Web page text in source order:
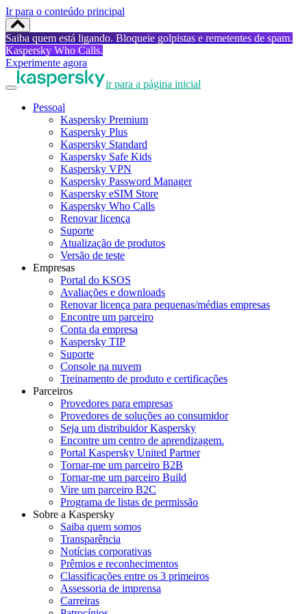
Ir para o conteúdo principal
Saiba quem está ligando. Bloqueie golpistas e remetentes de spam.
Kaspersky Who Calls.
Experimente agora
ir para a página inicial
Pessoal
Kaspersky Premium
Kaspersky Plus
Kaspersky Standard
Kaspersky Safe Kids
Kaspersky VPN
Kaspersky Password Manager
Kaspersky eSIM Store
Kaspersky Who Calls
Renovar licença
Suporte
Atualização de produtos
Versão de teste
Empresas
Portal do KSOS
Avaliações e downloads
Renovar licença para pequenas/médias empresas
Encontre um parceiro
Conta da empresa
Kaspersky TIP
Suporte
Console na nuvem
Treinamento de produto e certificações
Parceiros
Provedores para empresas
Provedores de soluções ao consumidor
Seja um distribuidor Kaspersky
Encontre um centro de aprendizagem.
Portal Kaspersky United Partner
Tornar-me um parceiro B2B
Tornar-me um parceiro Build
Vire um parceiro B2C
Programa de listas de permissão
Sobre a Kaspersky
Saiba quem somos
Transparência
Notícias corporativas
Prêmios e reconhecimentos
Classificações entre os 3 primeiros
Assessoria de imprensa
Carreiras